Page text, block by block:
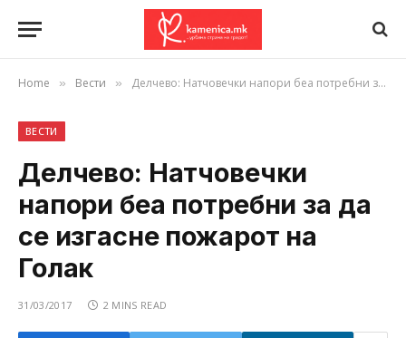
Home » Вести » Делчево: Натчовечки напори беа потребни за да се изгасне пожарот на Голак
ВЕСТИ
Делчево: Натчовечки
напори беа потребни за да
се изгасне пожарот на
Голак
31/03/2017 2 MINS READ